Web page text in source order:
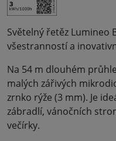
Světelný řetěz Lumineo
všestranností a
Na 54 m dlouhém
malých zářivých
zrnko rýže (3 mm). Je
zábradlí, vánočních
večírky.